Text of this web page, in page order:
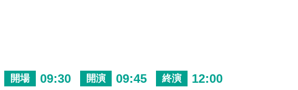
開場 09:30 開演 09:45 終演 12:00